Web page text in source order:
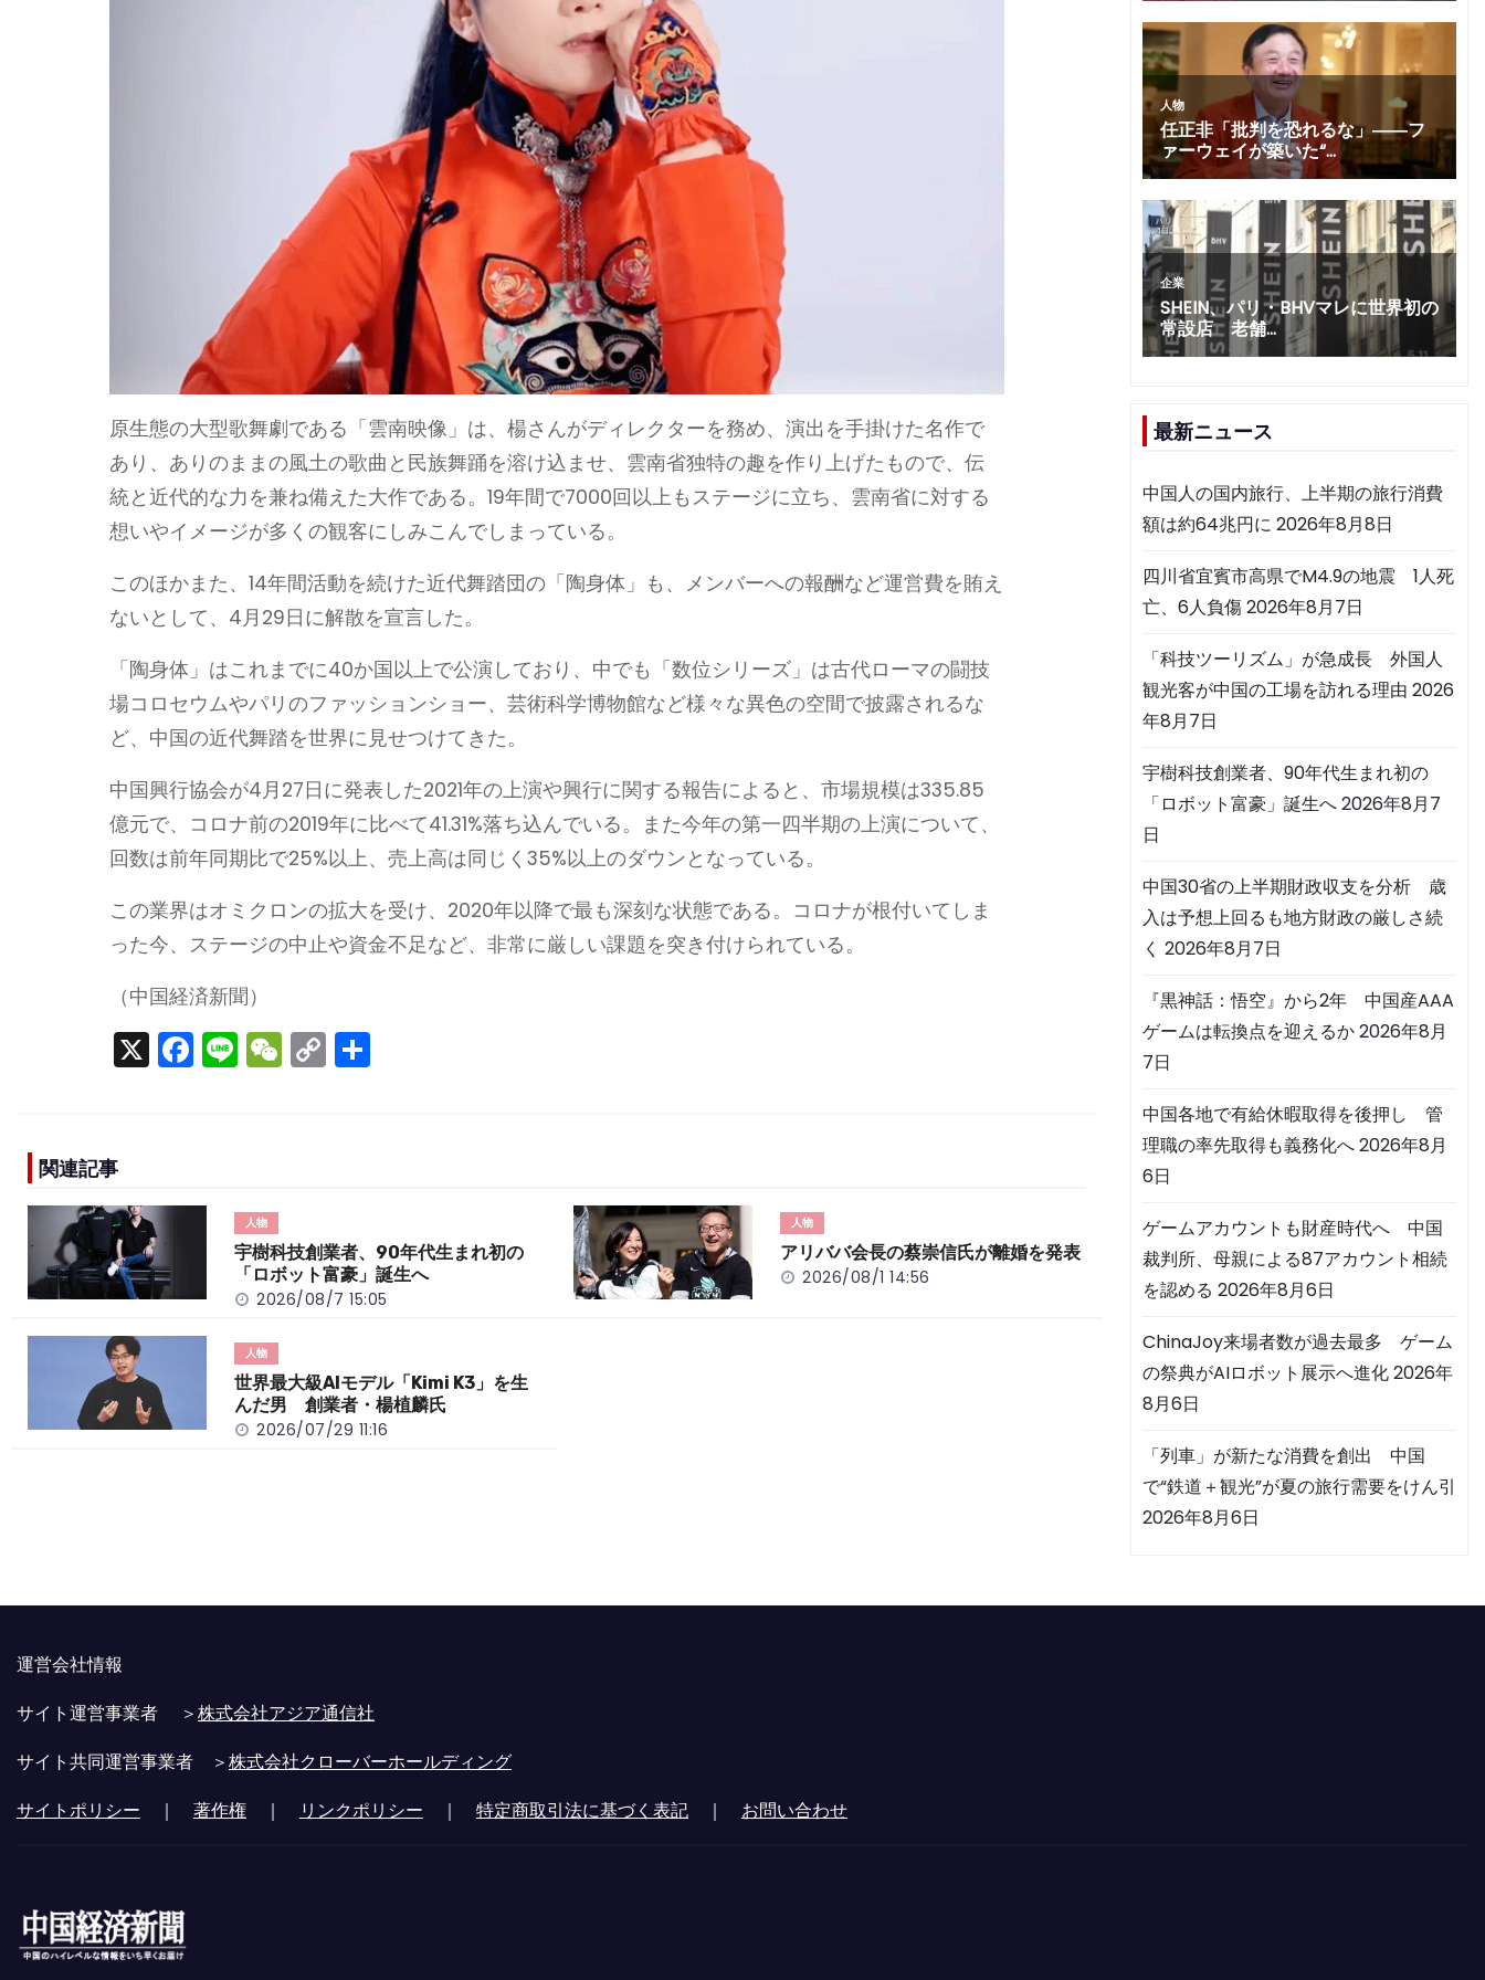
原生態の大型歌舞劇である「雲南映像」は、楊さんがディレクターを務め、演出を手掛けた名作で
あり、ありのままの風土の歌曲と民族舞踊を溶け込ませ、雲南省独特の趣を作り上げたもので、伝
統と近代的な力を兼ね備えた大作である。19年間で7000回以上もステージに立ち、雲南省に対する
想いやイメージが多くの観客にしみこんでしまっている。
このほかまた、14年間活動を続けた近代舞踏団の「陶身体」も、メンバーへの報酬など運営費を賄え
ないとして、4月29日に解散を宣言した。
「陶身体」はこれまでに40か国以上で公演しており、中でも「数位シリーズ」は古代ローマの闘技
場コロセウムやパリのファッションショー、芸術科学博物館など様々な異色の空間で披露されるな
ど、中国の近代舞踏を世界に見せつけてきた。
中国興行協会が4月27日に発表した2021年の上演や興行に関する報告によると、市場規模は335.85
億元で、コロナ前の2019年に比べて41.31%落ち込んでいる。また今年の第一四半期の上演について、
回数は前年同期比で25%以上、売上高は同じく35%以上のダウンとなっている。
この業界はオミクロンの拡大を受け、2020年以降で最も深刻な状態である。コロナが根付いてしま
った今、ステージの中止や資金不足など、非常に厳しい課題を突き付けられている。
（中国経済新聞）
X F
k
Li W C
k
関連記事
人物
宇樹科技創業者、90年代生まれ初の
「ロボット富豪」誕生へ
2026/08/7 15:05
人物
アリババ会長の蔡崇信氏が離婚を発表
2026/08/1 14:56
人物
世界最大級AIモデル「Kimi K3」を生
んだ男 創業者・楊植麟氏
2026/07/29 11:16
最新ニュース
中国人の国内旅行、上半期の旅行消費
額は約64兆円に 2026年8月8日
四川省宜賓市高県でM4.9の地震 1人死
亡、6人負傷2026年8月7日
「科技ツーリズム」が急成長 外国人
観光客が中国の工場を訪れる理由 2026
年8月7日
宇樹科技創業者、90年代生まれ初の
「ロボット富豪」誕生へ2026年8月7
日
中国30省の上半期財政収支を分析 歳
入は予想上回るも地方財政の厳しさ続
く 2026年8月7日
『黒神話：悟空』から2年 中国産AAA
ゲームは転換点を迎えるか2026年8月
7日
中国各地で有給休暇取得を後押し 管
理職の率先取得も義務化へ2026年8月
6日
ゲームアカウントも財産時代へ 中国
裁判所、母親による87アカウント相続
を認める 2026年8月6日
ChinaJoy来場者数が過去最多 ゲーム
の祭典がAIロボット展示へ進化2026年
8月6日
「列車」が新たな消費を創出 中国
で“鉄道＋観光”が夏の旅行需要をけん引
2026年8月6日
運営会社情報
サイト運営事業者 ＞株式会社アジア通信社
サイト共同運営事業者 ＞株式会社クローバーホールディング
サイトポリシー ｜ 著作権 ｜ リンクポリシー ｜ 特定商取引法に基づく表記 ｜ お問い合わせ